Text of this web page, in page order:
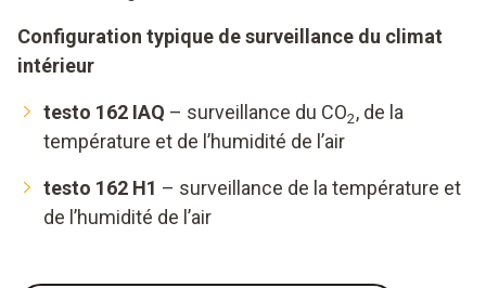
Configuration typique de surveillance du climat
intérieur
testo 162 IAQ – surveillance du CO2, de la
température et de l’humidité de l’air
testo 162 H1 – surveillance de la température et
de l’humidité de l’air